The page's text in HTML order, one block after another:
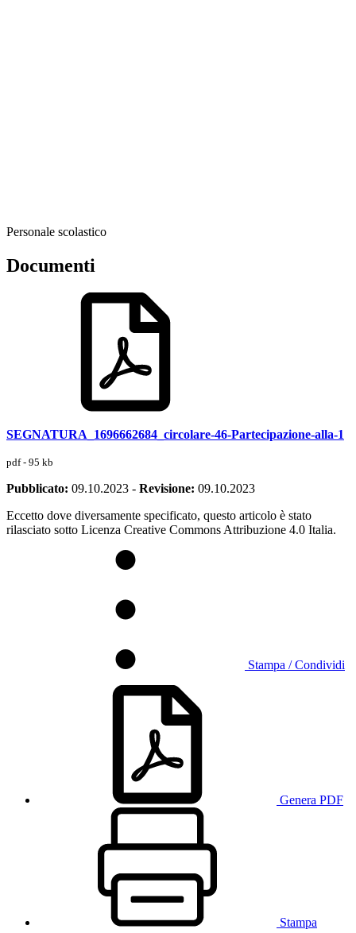
Personale scolastico
Documenti
SEGNATURA_1696662684_circolare-46-Partecipazione-alla-1
pdf - 95 kb
Pubblicato: 09.10.2023 - Revisione: 09.10.2023
Eccetto dove diversamente specificato, questo articolo è stato
rilasciato sotto Licenza Creative Commons Attribuzione 4.0 Italia.
Stampa / Condividi
Genera PDF
Stampa